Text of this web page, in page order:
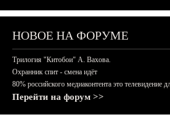
НОВОЕ НА ФОРУМЕ
Трилогия "Китобои" А. Вахова.
Охранник спит - смена идёт
80% российского медиаконтента это телевидение
Перейти на форум >>